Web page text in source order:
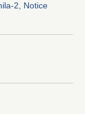
2, Notice